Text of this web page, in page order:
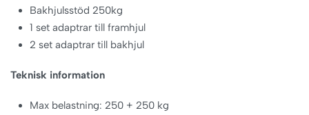
Bakhjulsstöd 250kg
1 set adaptrar till framhjul
2 set adaptrar till bakhjul
Teknisk information
Max belastning: 250 + 250 kg